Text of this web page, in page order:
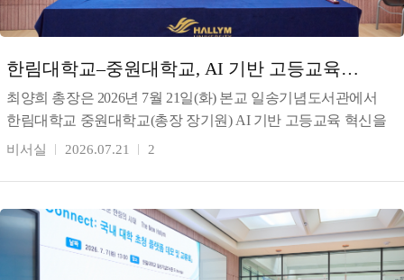
한림대학교–중원대학교, AI 기반 고등교육
혁신을 위한 상호협력 협약 체결
최양희 총장은 2026년 7월 21일(화) 본교 일송기념도서관에서
한림대학교 중원대학교(총장 장기원) AI 기반 고등교육 혁신을
비서실 2026.07.21 2